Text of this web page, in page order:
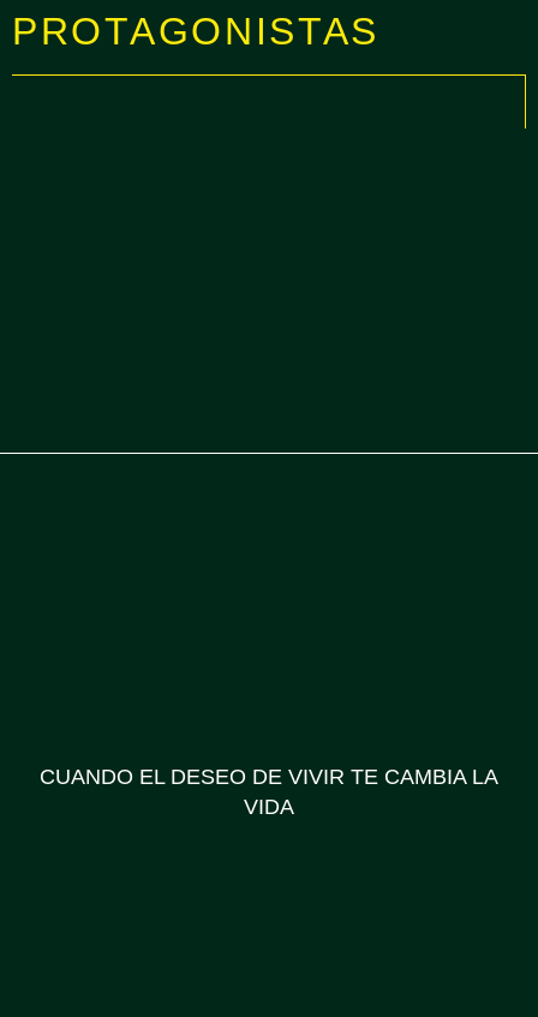
PROTAGONISTAS
CUANDO EL DESEO DE VIVIR TE CAMBIA LA
VIDA